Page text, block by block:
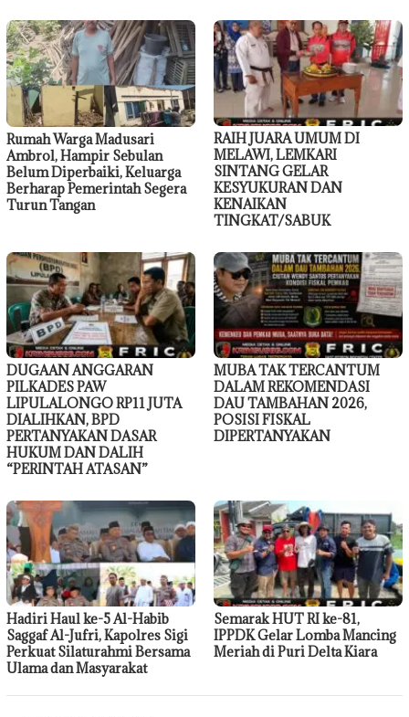
Rumah Warga Madusari
Ambrol, Hampir Sebulan
Belum Diperbaiki, Keluarga
Berharap Pemerintah Segera
Turun Tangan
RAIH JUARA UMUM DI
MELAWI, LEMKARI
SINTANG GELAR
KESYUKURAN DAN
KENAIKAN
TINGKAT/SABUK
DUGAAN ANGGARAN
PILKADES PAW
LIPULALONGO RP11 JUTA
DIALIHKAN, BPD
PERTANYAKAN DASAR
HUKUM DAN DALIH
“PERINTAH ATASAN”
MUBA TAK TERCANTUM
DALAM REKOMENDASI
DAU TAMBAHAN 2026,
POSISI FISKAL
DIPERTANYAKAN
Hadiri Haul ke-5 Al-Habib
Saggaf Al-Jufri, Kapolres Sigi
Perkuat Silaturahmi Bersama
Ulama dan Masyarakat
Semarak HUT RI ke-81,
IPPDK Gelar Lomba Mancing
Meriah di Puri Delta Kiara